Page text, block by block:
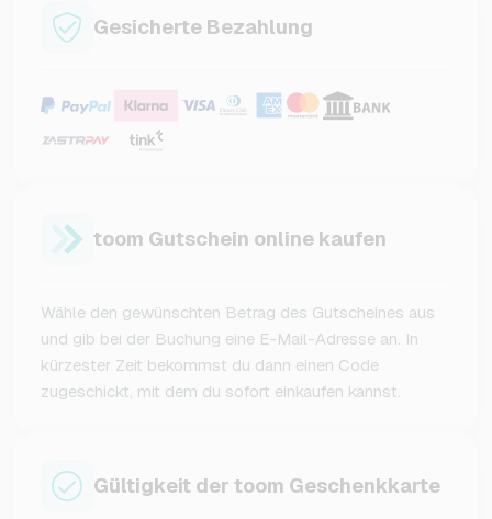
Gesicherte Bezahlung
toom Gutschein online kaufen
Wähle den gewünschten Betrag des Gutscheines aus
und gib bei der Buchung eine E-Mail-Adresse an. In
kürzester Zeit bekommst du dann einen Code
zugeschickt, mit dem du sofort einkaufen kannst.
Gültigkeit der toom Geschenkkarte